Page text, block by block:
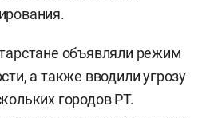
объявляли режим
а также вводили угрозу
городов РТ.